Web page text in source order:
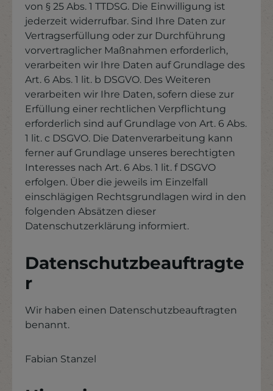
von § 25 Abs. 1 TTDSG. Die Einwilligung ist
jederzeit widerrufbar. Sind Ihre Daten zur
Vertragserfüllung oder zur Durchführung
vorvertraglicher Maßnahmen erforderlich,
verarbeiten wir Ihre Daten auf Grundlage des
Art. 6 Abs. 1 lit. b DSGVO. Des Weiteren
verarbeiten wir Ihre Daten, sofern diese zur
Erfüllung einer rechtlichen Verpflichtung
erforderlich sind auf Grundlage von Art. 6 Abs.
1 lit. c DSGVO. Die Datenverarbeitung kann
ferner auf Grundlage unseres berechtigten
Interesses nach Art. 6 Abs. 1 lit. f DSGVO
erfolgen. Über die jeweils im Einzelfall
einschlägigen Rechtsgrundlagen wird in den
folgenden Absätzen dieser
Datenschutzerklärung informiert.
Datenschutzbeauftragte
r
Wir haben einen Datenschutzbeauftragten
benannt.
Fabian Stanzel